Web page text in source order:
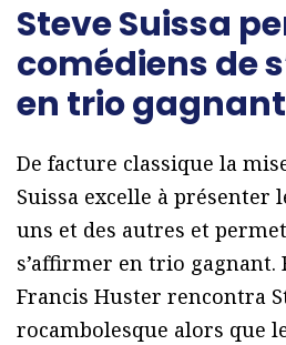
Steve Suissa
comédiens de
en trio gagnant
De facture classique la
Suissa excelle à présenter
uns et des autres et
s’affirmer en trio gagnant.
Francis Huster rencontra
rocambolesque alors que